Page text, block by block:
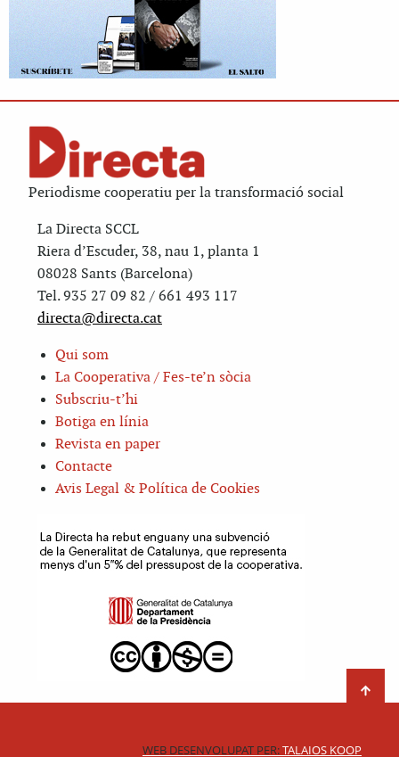
Periodisme cooperatiu per la transformació social
La Directa SCCL
Riera d’Escuder, 38, nau 1, planta 1
08028 Sants (Barcelona)
Tel. 935 27 09 82 / 661 493 117
directa@directa.cat
Qui som
La Cooperativa / Fes-te’n sòcia
Subscriu-t’hi
Botiga en línia
Revista en paper
Contacte
Avis Legal & Política de Cookies
WEB DESENVOLUPAT PER:TALAIOS KOOP